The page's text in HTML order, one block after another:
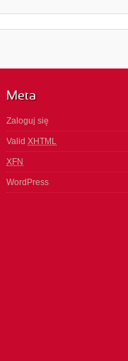
Meta
Zaloguj się
Valid XHTML
XFN
WordPress